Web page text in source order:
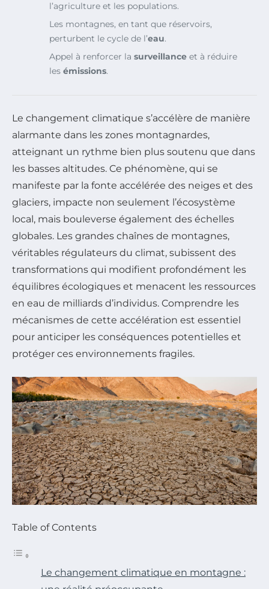
l’agriculture et les populations.
Les montagnes, en tant que réservoirs,
perturbent le cycle de l’eau.
Appel à renforcer la surveillance et à réduire
les émissions.
Le changement climatique s’accélère de manière
alarmante dans les zones montagnardes,
atteignant un rythme bien plus soutenu que dans
les basses altitudes. Ce phénomène, qui se
manifeste par la fonte accélérée des neiges et des
glaciers, impacte non seulement l’écosystème
local, mais bouleverse également des échelles
globales. Les grandes chaînes de montagnes,
véritables régulateurs du climat, subissent des
transformations qui modifient profondément les
équilibres écologiques et menacent les ressources
en eau de milliards d’individus. Comprendre les
mécanismes de cette accélération est essentiel
pour anticiper les conséquences potentielles et
protéger ces environnements fragiles.
Table of Contents
Le changement climatique en montagne :